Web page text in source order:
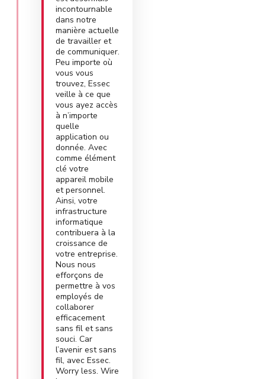
incontournable
dans notre
manière actuelle
de travailler et
de communiquer.
Peu importe où
vous vous
trouvez, Essec
veille à ce que
vous ayez accès
à n’importe
quelle
application ou
donnée. Avec
comme élément
clé votre
appareil mobile
et personnel.
Ainsi, votre
infrastructure
informatique
contribuera à la
croissance de
votre entreprise.
Nous nous
efforçons de
permettre à vos
employés de
collaborer
efficacement
sans fil et sans
souci. Car
l’avenir est sans
fil, avec Essec.
Worry less. Wire